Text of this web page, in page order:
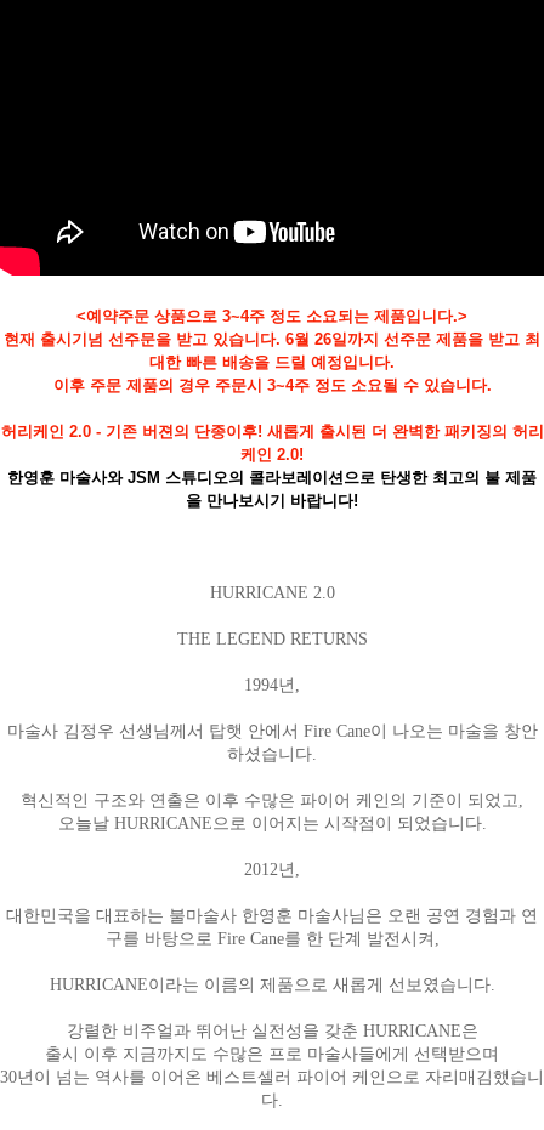
페이코 ID로
PAYCO 바로
<예약주문 상품으로 3~4주 정도 소요되는 제품입니다.>
현재 출시기념 선주문을 받고 있습니다. 6월 26일까지 선주문 제품을 받고 최
대한 빠른 배송을 드릴 예정입니다.
이후 주문 제품의 경우 주문시 3~4주 정도 소요될 수 있습니다.
허리케인 2.0 - 기존 버젼의 단종이후! 새롭게 출시된 더 완벽한 패키징의 허리
케인 2.0!
한영훈 마술사와 JSM 스튜디오의 콜라보레이션으로 탄생한 최고의 불 제품
을 만나보시기 바랍니다!
HURRICANE 2.0
THE LEGEND RETURNS
1994년,
마술사 김정우 선생님께서 탑햇 안에서 Fire Cane이 나오는 마술을 창안
하셨습니다.
혁신적인 구조와 연출은 이후 수많은 파이어 케인의 기준이 되었고,
오늘날 HURRICANE으로 이어지는 시작점이 되었습니다.
2012년,
대한민국을 대표하는 불마술사 한영훈 마술사님은 오랜 공연 경험과 연
구를 바탕으로 Fire Cane를 한 단계 발전시켜,
HURRICANE이라는 이름의 제품으로 새롭게 선보였습니다.
강렬한 비주얼과 뛰어난 실전성을 갖춘 HURRICANE은
출시 이후 지금까지도 수많은 프로 마술사들에게 선택받으며
30년이 넘는 역사를 이어온 베스트셀러 파이어 케인으로 자리매김했습니
다.